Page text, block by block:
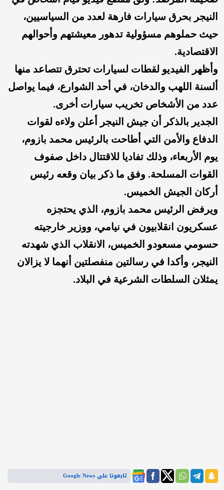
النيجر بحرق سيارات فارهة لعدد من السياسيين،
حيث حملوهم مسؤولية تدهور معيشتهم وأحوالهم
الاقتصادية.
وأظهر الفيديو لقطات لسيارات تحترق تتصاعد منها
ألسنة اللهب والدخان، في أحد الشوارع، فيما يواصل
عدد من الأشخاص تخريب سيارات أخرى.
الجدير بالذكر أن جيش النيجر أعلن ولاءه لقوات
الدفاع والأمن التي أطاحت بالرئيس محمد بازوم،
يوم الأربعاء، وذلك تفاديا للاقتتال داخل صفوف
القوات المسلحة. وفق ما ذكر بيان وقعه رئيس
أركان الجيش الخميس.
ويرفض الرئيس محمد بازوم، الذي يحتجزه
عسكريون انقلابيون في نيامي، ووزير خارجيته
حسومي مسعودو الخميس، الانقلاب الذي شهدته
النيجر، وأكدا في رسالتين منفصلتين أنهما لا يزالان
يمثلان السلطات الشرعية في البلاد.
تابعونا على Google News